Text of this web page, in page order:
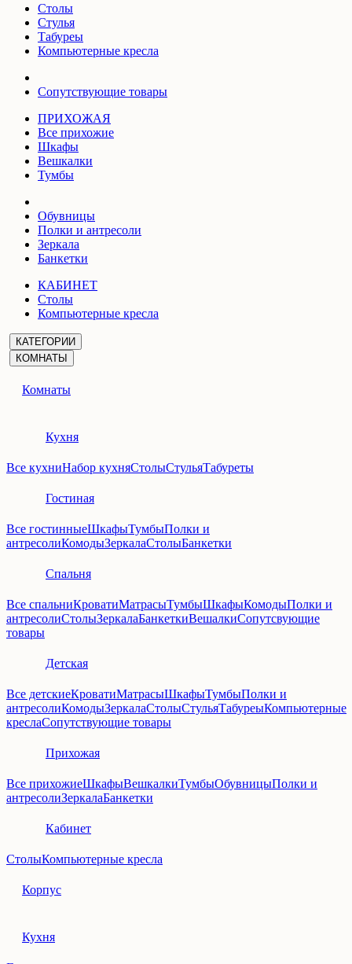
Столы
Стулья
Табуреы
Компьютерные кресла
Сопутствующие товары
ПРИХОЖАЯ
Все прихожие
Шкафы
Вешкалки
Тумбы
Обувницы
Полки и антресоли
Зеркала
Банкетки
КАБИНЕТ
Столы
Компьютерные кресла
КАТЕГОРИИ
КОМНАТЫ
Комнаты
Кухня
Все кухниНабор кухняСтолыСтульяТабуреты
Гостиная
Все гостинныеШкафыТумбыПолки и
антресолиКомодыЗеркалаСтолыБанкетки
Спальня
Все спальниКроватиМатрасыТумбыШкафыКомодыПолки и
антресолиСтолыЗеркалаБанкеткиВешалкиСопутсвующие
товары
Детская
Все детскиеКроватиМатрасыШкафыТумбыПолки и
антресолиКомодыЗеркалаСтолыСтульяТабуреыКомпьютерные
креслаСопутствующие товары
Прихожая
Все прихожиеШкафыВешкалкиТумбыОбувницыПолки и
антресолиЗеркалаБанкетки
Кабинет
СтолыКомпьютерные кресла
Корпус
Кухня